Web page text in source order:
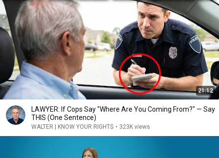
21:12
LAWYER: If Cops Say "Where Are You Coming From?" — Say
THIS (One Sentence)
WALTER | KNOW YOUR RIGHTS • 323K views